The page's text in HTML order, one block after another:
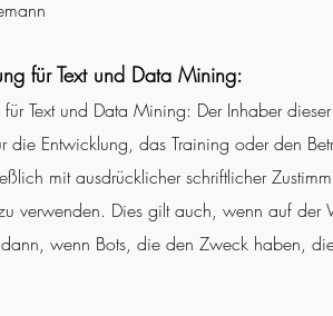
für Text und Data Mining:
Text und Data Mining: Der Inhaber
die Entwicklung, das Training oder den
mit ausdrücklicher schriftlicher
verwenden. Dies gilt auch, wenn auf der
wenn Bots, die den Zweck haben,